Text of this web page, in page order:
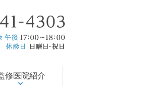
修医院紹介
ドクター紹介
院のコンセプト
入院対応可能
診療案内
診療時間
アクセス